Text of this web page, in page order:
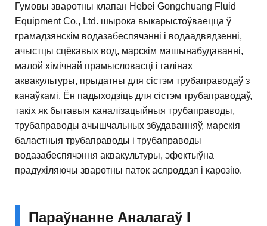
Гумовы зваротны клапан Hebei Gongchuang Fluid
Equipment Co., Ltd. шырока выкарыстоўваецца ў
грамадзянскім водазабеспячэнні і водаадвядзенні,
ачыстцы сцёкавых вод, марскім машынабудаванні,
малой хімічнай прамысловасці і галінах
аквакультуры, прыдатны для сістэм трубаправодаў з
канаўкамі. Ён падыходзіць для сістэм трубаправодаў,
такіх як бытавыя каналізацыйныя трубаправоды,
трубаправоды ачышчальных збудаванняў, марскія
баластныя трубаправоды і трубаправоды
водазабеспячэння аквакультуры, эфектыўна
прадухіляючы зваротны паток асяроддзя і карозію.
Параўнанне Аналагаў І